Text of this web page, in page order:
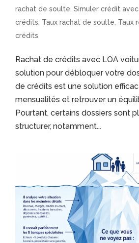
rachat de soulte ,Simuler crédit avec
crédits Taux rachat de soulte Taux
crédits
Rachat de crédits avec LOA
solution pour débloquer votre
de crédits est une solution
mensualités et retrouver un
Pourtant, certains dossiers sont
structurer, notamment...